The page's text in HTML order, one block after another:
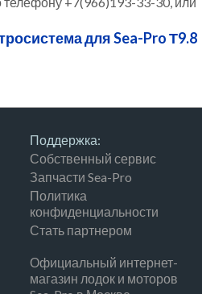
для Sea-Pro Т9.8
Поддержка:
Собственный сервис
Запчасти Sea-Pro
Политика
конфиденциальности
Стать партнером
Официальный интернет-
магазин лодок и моторов